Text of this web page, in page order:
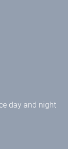
day and night